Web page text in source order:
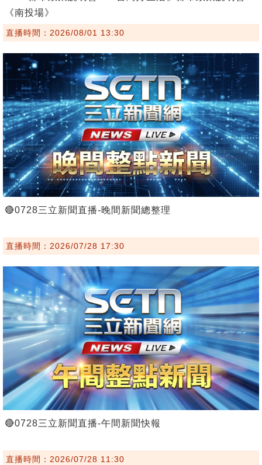
《南投場》
直播時間：2026/08/01 13:30
🔴0728三立新聞直播-晚間新聞總整理
直播時間：2026/07/28 17:30
🔴0728三立新聞直播-午間新聞快報
直播時間：2026/07/28 11:30